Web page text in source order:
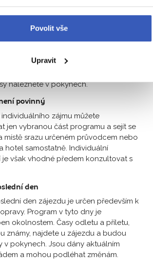
Povolit vše
Upravit
si právo změnit průvodce. Program
okolnostem na místě. O
letovým řádem a mohou
naleznete v pokynech.
povinný
zájmu můžete
jen vybranou část programu a sejít se
místě srazu určeném průvodcem nebo
hotel samostatně. Individuální
však vhodné předem konzultovat s
den
den zájezdu je určen především k
Program v tyto dny je
okolnostem. Časy odletu a příletu,
známy, najdete u zájezdu a budou
v pokynech. Jsou dány aktuálním
a mohou podléhat změnám.